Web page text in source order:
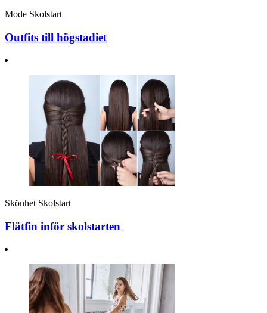
Mode Skolstart
Outfits till högstadiet
Skönhet Skolstart
Flätfin inför skolstarten